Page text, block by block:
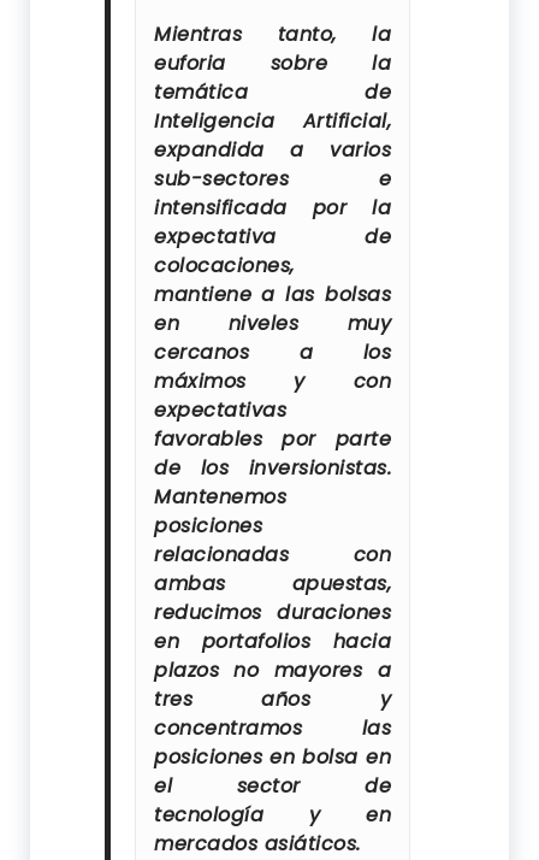
Mientras tanto, la
euforia sobre la
temática de
Inteligencia Artificial,
expandida a varios
sub-sectores e
intensificada por la
expectativa de
colocaciones,
mantiene a las bolsas
en niveles muy
cercanos a los
máximos y con
expectativas
favorables por parte
de los inversionistas.
Mantenemos
posiciones
relacionadas con
ambas apuestas,
reducimos duraciones
en portafolios hacia
plazos no mayores a
tres años y
concentramos las
posiciones en bolsa en
el sector de
tecnología y en
mercados asiáticos.